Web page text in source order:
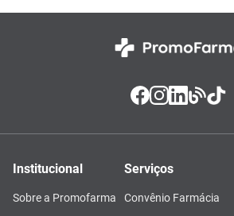
Institucional
Sobre a Promofarma
Serviços
Convênio Farmácia